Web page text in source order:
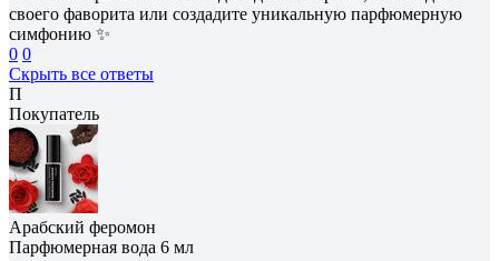
своего фаворита или создадите уникальную парфюмерную
симфонию ✨
0 0
Скрыть все ответы
П
Покупатель
Арабский феромон
Парфюмерная вода 6 мл